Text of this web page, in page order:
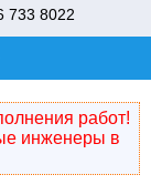
733 8022
работ!
инженеры в